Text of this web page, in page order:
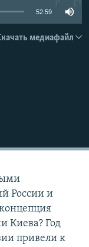
52:59
медиафайл
России и
Киева? Год
привели к